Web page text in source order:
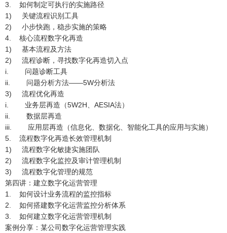
3. 如何制定可执行的实施路径
1) 关键流程识别工具
2) 小步快跑，稳步实施的策略
4. 核心流程数字化再造
1) 基本流程及方法
2) 流程诊断，寻找数字化再造切入点
i. 问题诊断工具
ii. 问题分析方法——5W分析法
3) 流程优化再造
i. 业务层再造（5W2H、AESIA法）
ii. 数据层再造
iii. 应用层再造（信息化、数据化、智能化工具的应用与实施）
5. 流程数字化再造长效管理机制
1) 流程数字化敏捷实施团队
2) 流程数字化监控及审计管理机制
3) 流程数字化管理的规范
第四讲：建立数字化运营管理
1. 如何设计业务流程的监控指标
2. 如何搭建数字化运营监控分析体系
3. 如何建立数字化运营管理机制
案例分享：某公司数字化运营管理实践